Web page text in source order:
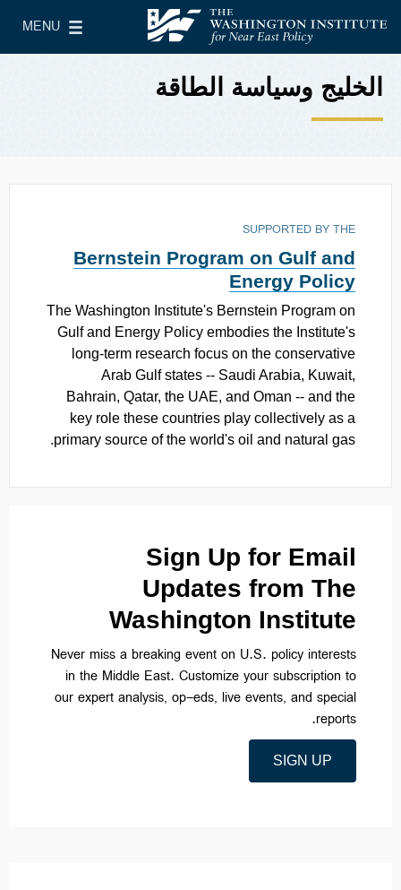
معهد واشنطن لسياسات الشرق الأدنى
MENU
Main Menu
الخليج وسياسة الطاقة
SUPPORTED BY THE
Bernstein Program on Gulf and
Energy Policy
The Washington Institute's Bernstein Program on
Gulf and Energy Policy embodies the Institute's
long-term research focus on the conservative
Arab Gulf states -- Saudi Arabia, Kuwait,
Bahrain, Qatar, the UAE, and Oman -- and the
key role these countries play collectively as a
primary source of the world's oil and natural gas.
Sign Up for Email
Updates from The
Washington Institute
Never miss a breaking event on U.S. policy interests
in the Middle East. Customize your subscription to
our expert analysis, op-eds, live events, and special
reports.
SIGN UP